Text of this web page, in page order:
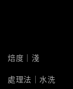
焙度｜淺
處理法｜水洗